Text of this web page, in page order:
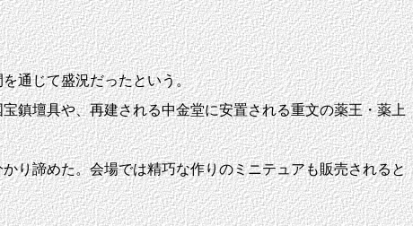
通じて盛況だったという。
鎮壇具や、再建される中金堂に安置される重文の薬王・薬上
り諦めた。会場では精巧な作りのミニテュアも販売されると